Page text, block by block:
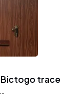
Bictogo trace